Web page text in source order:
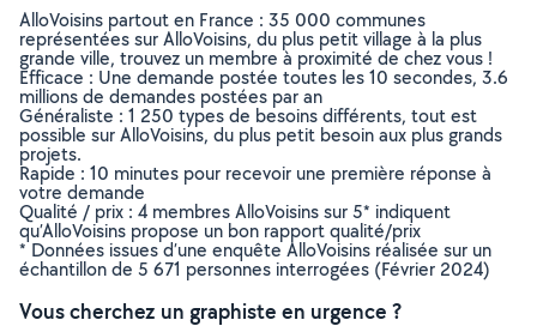
AlloVoisins partout en France : 35 000 communes
représentées sur AlloVoisins, du plus petit village à la plus
grande ville, trouvez un membre à proximité de chez vous !
Efficace : Une demande postée toutes les 10 secondes, 3.6
millions de demandes postées par an
Généraliste : 1 250 types de besoins différents, tout est
possible sur AlloVoisins, du plus petit besoin aux plus grands
projets.
Rapide : 10 minutes pour recevoir une première réponse à
votre demande
Qualité / prix : 4 membres AlloVoisins sur 5* indiquent
qu’AlloVoisins propose un bon rapport qualité/prix
* Données issues d’une enquête AlloVoisins réalisée sur un
échantillon de 5 671 personnes interrogées (Février 2024)
Vous cherchez un graphiste en urgence ?